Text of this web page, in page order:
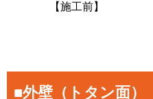
【施工前】
■外壁（トタン面）